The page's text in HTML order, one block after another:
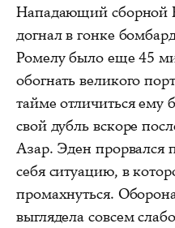
Нападающий сборной
догнал в гонке
Ромелу было еще 45
обогнать великого
тайме отличиться ему
свой дубль вскоре
Азар. Эден прорвался
себя ситуацию, в
промахнуться.
выглядела совсем